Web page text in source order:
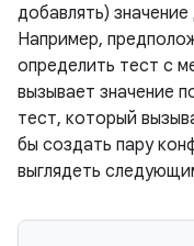
добавлять)
Например,
определить тест с
вызывает значение
тест, который
бы создать пару
выглядеть